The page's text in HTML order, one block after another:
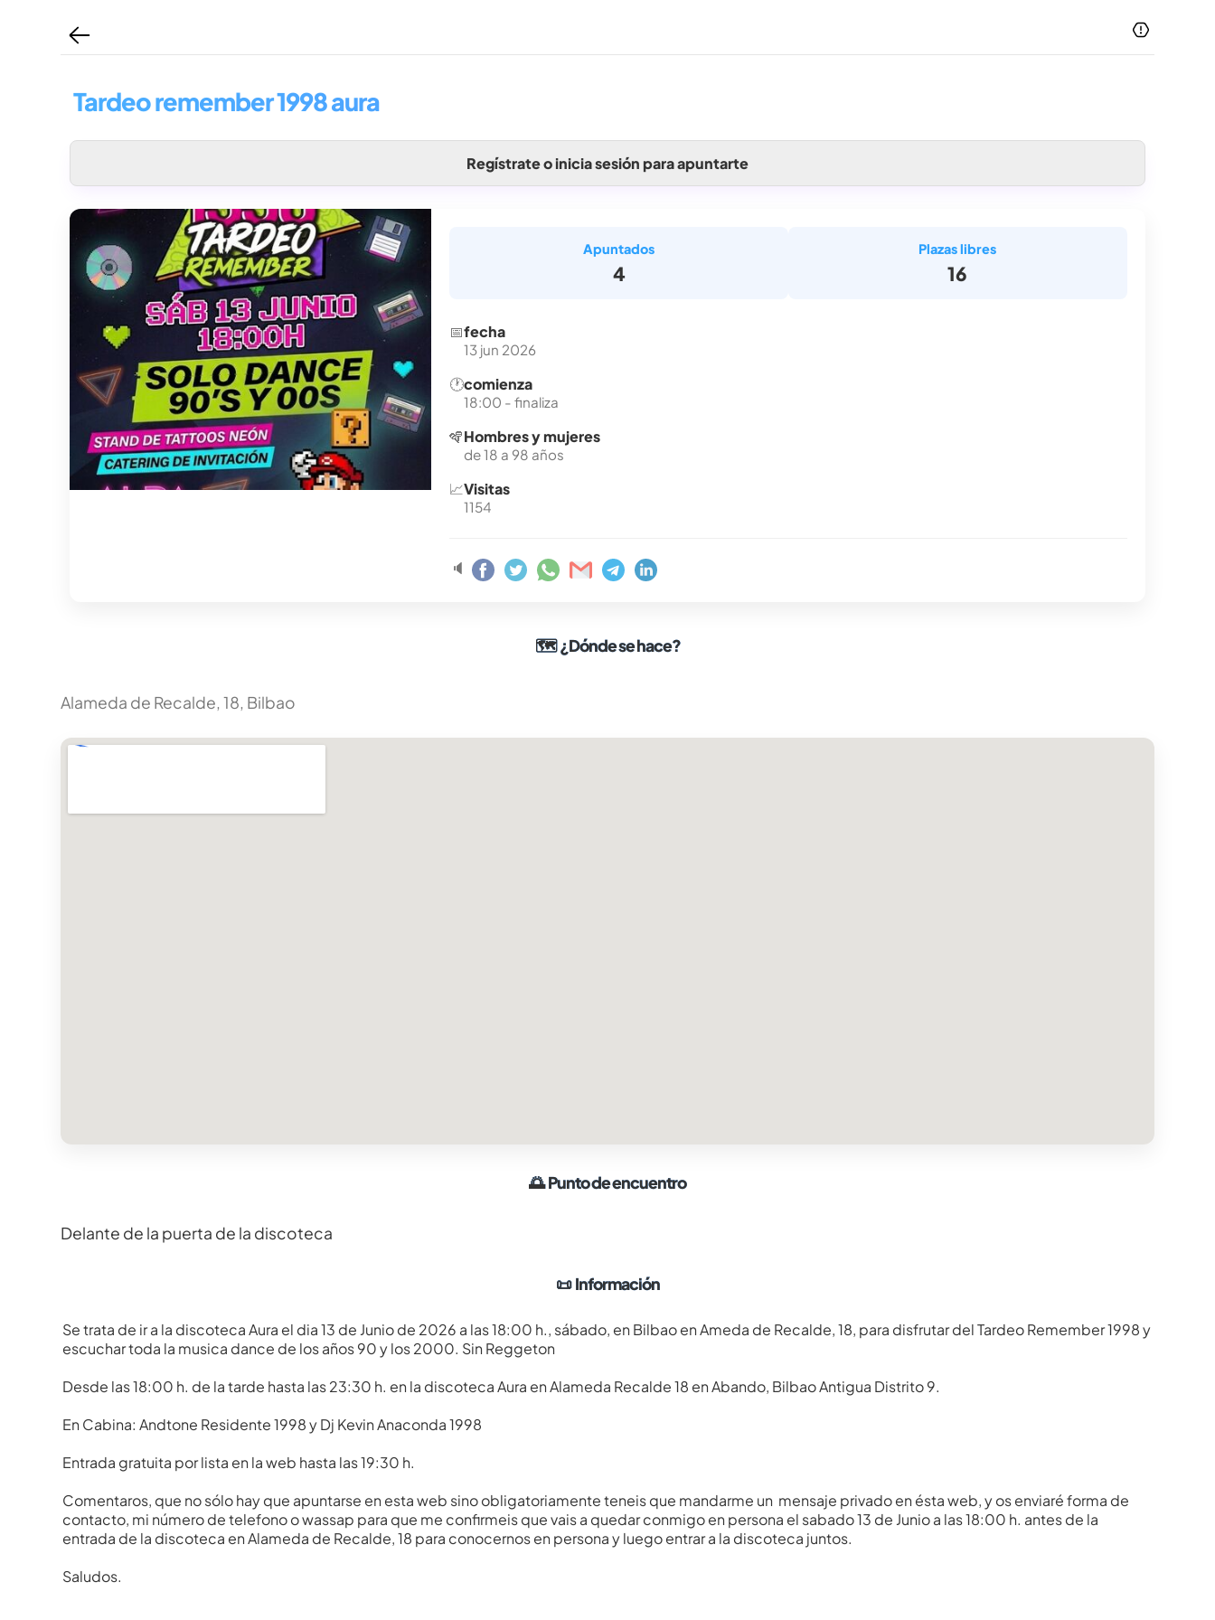
Tardeo remember 1998 aura
Regístrate o inicia sesión para apuntarte
Apuntados
4
Plazas libres
16
📅fecha
13 jun 2026
🕐comienza
18:00 - finaliza
🪇Hombres y mujeres
de 18 a 98 años
📈Visitas
1154
🔈
🗺¿Dónde se hace?
Alameda de Recalde, 18, Bilbao
🌅Punto de encuentro
Delante de la puerta de la discoteca
📜Información
Se trata de ir a la discoteca Aura el dia 13 de Junio de 2026 a las 18:00 h., sábado, en Bilbao en Ameda de Recalde, 18, para disfrutar del Tardeo Remember 1998 y
escuchar toda la musica dance de los años 90 y los 2000. Sin Reggeton
Desde las 18:00 h. de la tarde hasta las 23:30 h. en la discoteca Aura en Alameda Recalde 18 en Abando, Bilbao Antigua Distrito 9.
En Cabina: Andtone Residente 1998 y Dj Kevin Anaconda 1998
Entrada gratuita por lista en la web hasta las 19:30 h.
Comentaros, que no sólo hay que apuntarse en esta web sino obligatoriamente teneis que mandarme un mensaje privado en ésta web, y os enviaré forma de
contacto, mi número de telefono o wassap para que me confirmeis que vais a quedar conmigo en persona el sabado 13 de Junio a las 18:00 h. antes de la
entrada de la discoteca en Alameda de Recalde, 18 para conocernos en persona y luego entrar a la discoteca juntos.
Saludos.